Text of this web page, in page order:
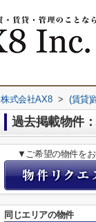
株式会社AX8 > (賃貸)
過去掲載物件
▼ご希望の物件を
同じエリアの物件